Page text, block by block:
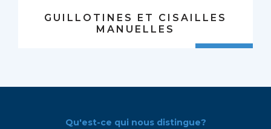
GUILLOTINES ET CISAILLES
MANUELLES
Qu'est-ce qui nous distingue?